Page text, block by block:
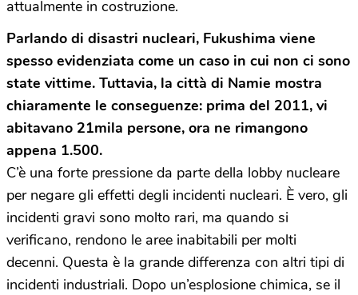
attualmente in costruzione.
Parlando di disastri nucleari, Fukushima viene
spesso evidenziata come un caso in cui non ci sono
state vittime. Tuttavia, la città di Namie mostra
chiaramente le conseguenze: prima del 2011, vi
abitavano 21mila persone, ora ne rimangono
appena 1.500.
C’è una forte pressione da parte della lobby nucleare
per negare gli effetti degli incidenti nucleari. È vero, gli
incidenti gravi sono molto rari, ma quando si
verificano, rendono le aree inabitabili per molti
decenni. Questa è la grande differenza con altri tipi di
incidenti industriali. Dopo un’esplosione chimica, se il